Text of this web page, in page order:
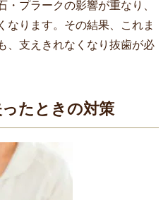
プラークの影響が重なり、
なります。その結果、これま
、支えきれなくなり抜歯が必
たときの対策